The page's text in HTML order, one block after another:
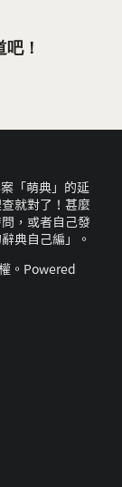
！
「萌典」的延
就對了！甚麼
，或者自己發
典自己編」。
。Powered